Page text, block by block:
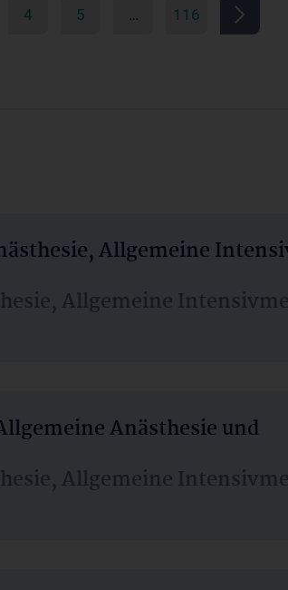
4 5 … 116
Allgemeine
Allgemeine
Anästhesie und
Allgemeine